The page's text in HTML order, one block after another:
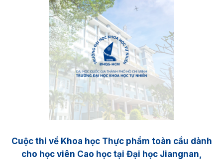
Cuộc thi về Khoa học Thực phẩm toàn cầu dành
cho học viên Cao học tại Đại học Jiangnan,